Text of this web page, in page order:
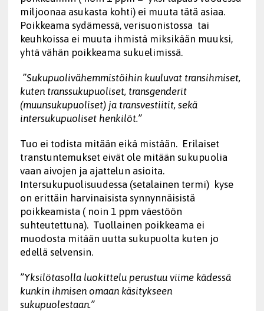
miljoonaa asukasta kohti) ei muuta tätä asiaa.
Poikkeama sydämessä, verisuonistossa tai
keuhkoissa ei muuta ihmistä miksikään muuksi,
yhtä vähän poikkeama sukuelimissä.
”Sukupuolivähemmistöihin kuuluvat transihmiset,
kuten transsukupuoliset, transgenderit
(muunsukupuoliset) ja transvestiitit, sekä
intersukupuoliset henkilöt.”
Tuo ei todista mitään eikä mistään. Erilaiset
transtuntemukset eivät ole mitään sukupuolia
vaan aivojen ja ajattelun asioita.
Intersukupuolisuudessa (setalainen termi) kyse
on erittäin harvinaisista synnynnäisistä
poikkeamista ( noin 1 ppm väestöön
suhteutettuna). Tuollainen poikkeama ei
muodosta mitään uutta sukupuolta kuten jo
edellä selvensin.
”Yksilötasolla luokittelu perustuu viime kädessä
kunkin ihmisen omaan käsitykseen
sukupuolestaan.”